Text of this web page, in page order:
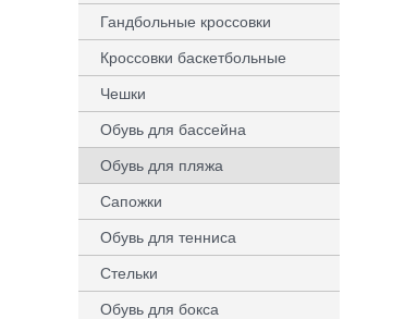
Гандбольные кроссовки
Кроссовки баскетбольные
Чешки
Обувь для бассейна
Обувь для пляжа
Сапожки
Обувь для тенниса
Стельки
Обувь для бокса